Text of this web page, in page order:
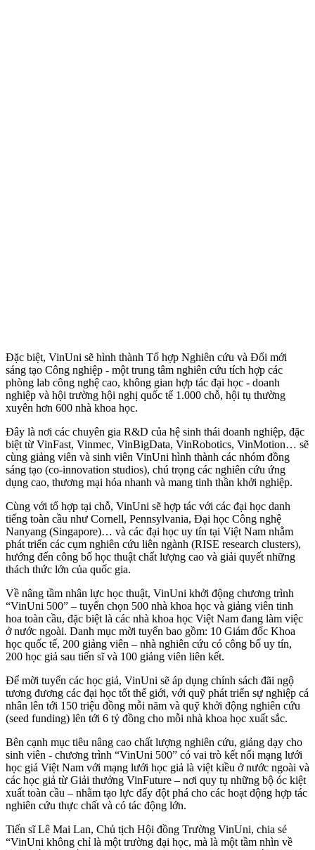
Đặc biệt, VinUni sẽ hình thành Tổ hợp Nghiên cứu và Đổi mới
sáng tạo Công nghiệp - một trung tâm nghiên cứu tích hợp các
phòng lab công nghệ cao, không gian hợp tác đại học - doanh
nghiệp và hội trường hội nghị quốc tế 1.000 chỗ, hội tụ thường
xuyên hơn 600 nhà khoa học.
Đây là nơi các chuyên gia R&D của hệ sinh thái doanh nghiệp, đặc
biệt từ VinFast, Vinmec, VinBigData, VinRobotics, VinMotion… sẽ
cùng giảng viên và sinh viên VinUni hình thành các nhóm đồng
sáng tạo (co-innovation studios), chú trọng các nghiên cứu ứng
dụng cao, thương mại hóa nhanh và mang tinh thần khởi nghiệp.
Cùng với tổ hợp tại chỗ, VinUni sẽ hợp tác với các đại học danh
tiếng toàn cầu như Cornell, Pennsylvania, Đại học Công nghệ
Nanyang (Singapore)… và các đại học uy tín tại Việt Nam nhằm
phát triển các cụm nghiên cứu liên ngành (RISE research clusters),
hướng đến công bố học thuật chất lượng cao và giải quyết những
thách thức lớn của quốc gia.
Về nâng tầm nhân lực học thuật, VinUni khởi động chương trình
“VinUni 500” – tuyển chọn 500 nhà khoa học và giảng viên tinh
hoa toàn cầu, đặc biệt là các nhà khoa học Việt Nam đang làm việc
ở nước ngoài. Danh mục mời tuyển bao gồm: 10 Giám đốc Khoa
học quốc tế, 200 giảng viên – nhà nghiên cứu có công bố uy tín,
200 học giả sau tiến sĩ và 100 giảng viên liên kết.
Để mời tuyển các học giả, VinUni sẽ áp dụng chính sách đãi ngộ
tương đương các đại học tốt thế giới, với quỹ phát triển sự nghiệp cá
nhân lên tới 150 triệu đồng mỗi năm và quỹ khởi động nghiên cứu
(seed funding) lên tới 6 tỷ đồng cho mỗi nhà khoa học xuất sắc.
Bên cạnh mục tiêu nâng cao chất lượng nghiên cứu, giảng dạy cho
sinh viên - chương trình “VinUni 500” có vai trò kết nối mạng lưới
học giả Việt Nam với mạng lưới học giả là việt kiều ở nước ngoài và
các học giả từ Giải thưởng VinFuture – nơi quy tụ những bộ óc kiệt
xuất toàn cầu – nhằm tạo lực đẩy đột phá cho các hoạt động hợp tác
nghiên cứu thực chất và có tác động lớn.
Tiến sĩ Lê Mai Lan, Chủ tịch Hội đồng Trường VinUni, chia sẻ
“VinUni không chỉ là một trường đại học, mà là một tầm nhìn về